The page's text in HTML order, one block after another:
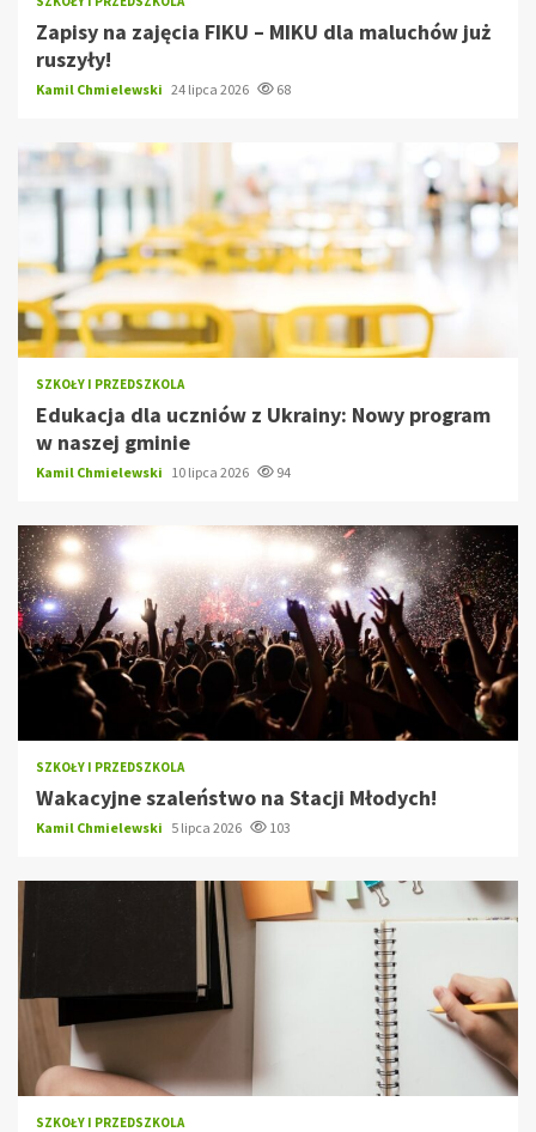
Zapisy na zajęcia FIKU – MIKU dla maluchów już
ruszyły!
Kamil Chmielewski 24 lipca 2026 68
SZKOŁY I PRZEDSZKOLA
Edukacja dla uczniów z Ukrainy: Nowy program
w naszej gminie
Kamil Chmielewski 10 lipca 2026 94
SZKOŁY I PRZEDSZKOLA
Wakacyjne szaleństwo na Stacji Młodych!
Kamil Chmielewski 5 lipca 2026 103
SZKOŁY I PRZEDSZKOLA